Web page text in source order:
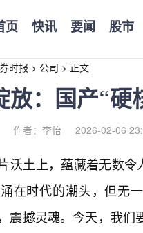
页 快讯 要闻 股市
时报 > 公司 > 正文
放：国产“
作者：李怡 2026-02-06
沃土上，蕴藏着无数令
在时代的潮头，但无
震撼灵魂。今天，我